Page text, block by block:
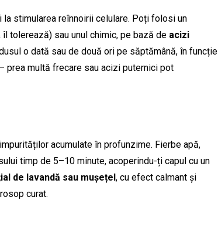
stimularea reînnoirii celulare. Poți folosi un
tolerează) sau unul chimic, pe bază de acizi
o dată sau de două ori pe săptămână, în funcție
multă frecare sau acizi puternici pot
acumulate în profunzime. Fierbe apă,
timp de 5–10 minute, acoperindu-ți capul cu un
de lavandă sau mușețel, cu efect calmant și
curat.